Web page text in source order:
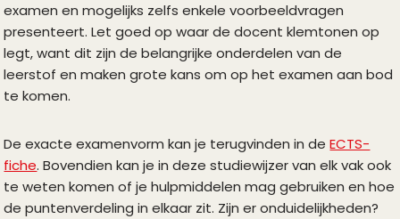
examen en mogelijks zelfs enkele voorbeeldvragen
presenteert. Let goed op waar de docent klemtonen op
legt, want dit zijn de belangrijke onderdelen van de
leerstof en maken grote kans om op het examen aan bod
te komen.
De exacte examenvorm kan je terugvinden in deECTS-
fiche. Bovendien kan je in deze studiewijzer van elk vak ook
te weten komen of je hulpmiddelen mag gebruiken en hoe
de puntenverdeling in elkaar zit. Zijn er onduidelijkheden?